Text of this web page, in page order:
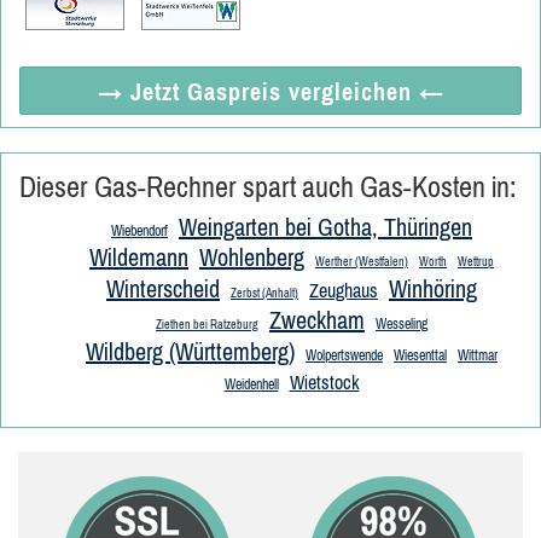
→ Jetzt Gaspreis vergleichen ←
Dieser Gas-Rechner spart auch Gas-Kosten in:
Wiebendorf
Weingarten bei Gotha, Thüringen
Wildemann Wohlenberg Werther (Westfalen) Worth Wettrup
Winterscheid Zerbst (Anhalt) Zeughaus Winhöring
Ziethen bei Ratzeburg Zweckham Wesseling
Wildberg (Württemberg) Wolpertswende Wiesenttal
Wittmar
Weidenhell
Wietstock